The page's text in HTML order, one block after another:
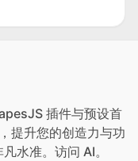
插件与预设首
提升您的创造力与功
水准。访问 AI。